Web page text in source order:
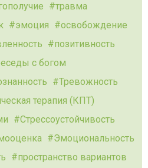
травма
эмоция
освобождение
позитивность
с богом
Тревожность
терапия (КПТ)
Стрессоустойчивость
Эмоциональность
пространство вариантов